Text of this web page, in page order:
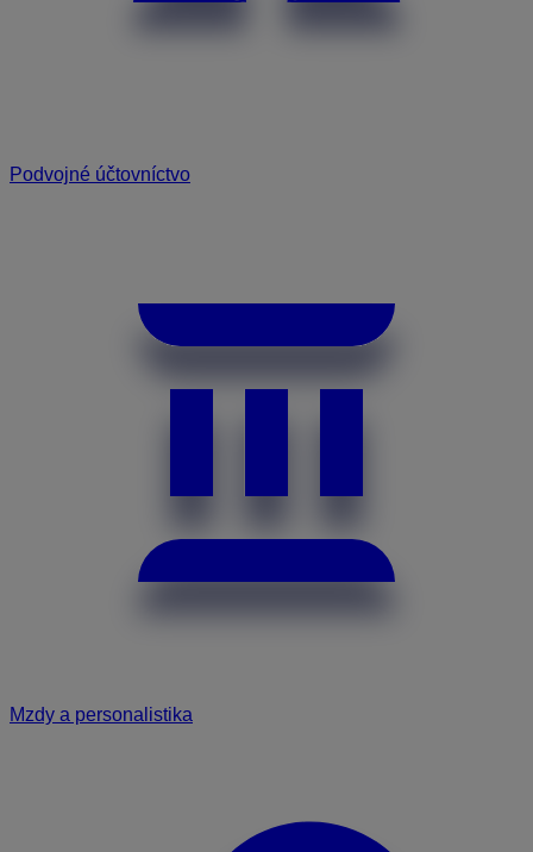
Podvojné účtovníctvo
Mzdy a personalistika